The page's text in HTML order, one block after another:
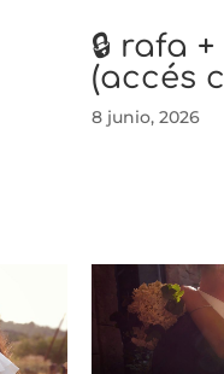
🔒 rafa
(accés
8 junio, 2026